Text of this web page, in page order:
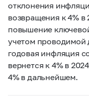
отклонения
возвращения к 4% в
повышение
учетом проводимой
годовая инфляция
вернется к 4% в
4% в дальнейшем.